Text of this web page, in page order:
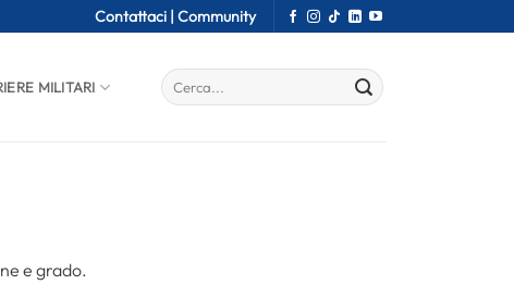
Contattaci | Community
MILITARI
e grado.